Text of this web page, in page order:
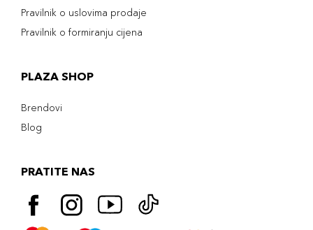
Pravilnik o uslovima prodaje
Pravilnik o formiranju cijena
PLAZA SHOP
Brendovi
Blog
PRATITE NAS